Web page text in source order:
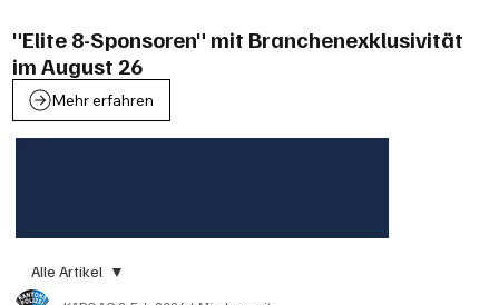
"Elite 8-Sponsoren" mit Branchenexklusivität
im August 26
Mehr erfahren
Alle Artikel